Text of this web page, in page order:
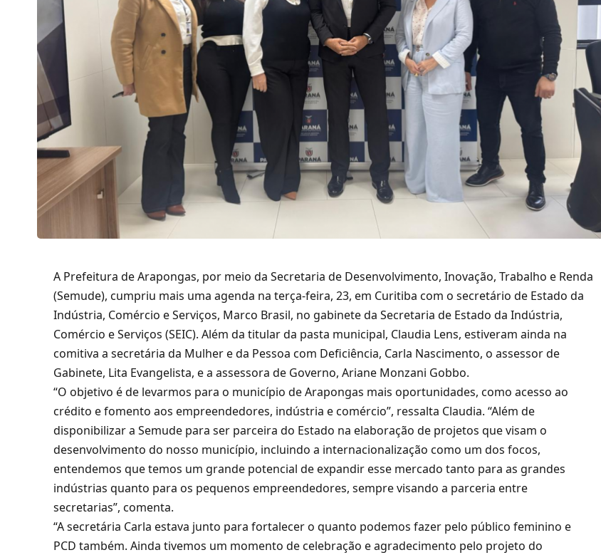
A Prefeitura de Arapongas, por meio da Secretaria de Desenvolvimento, Inovação, Trabalho e Renda
(Semude), cumpriu mais uma agenda na terça-feira, 23, em Curitiba com o secretário de Estado da
Indústria, Comércio e Serviços, Marco Brasil, no gabinete da Secretaria de Estado da Indústria,
Comércio e Serviços (SEIC). Além da titular da pasta municipal, Claudia Lens, estiveram ainda na
comitiva a secretária da Mulher e da Pessoa com Deficiência, Carla Nascimento, o assessor de
Gabinete, Lita Evangelista, e a assessora de Governo, Ariane Monzani Gobbo.
“O objetivo é de levarmos para o município de Arapongas mais oportunidades, como acesso ao
crédito e fomento aos empreendedores, indústria e comércio”, ressalta Claudia. “Além de
disponibilizar a Semude para ser parceira do Estado na elaboração de projetos que visam o
desenvolvimento do nosso município, incluindo a internacionalização como um dos focos,
entendemos que temos um grande potencial de expandir esse mercado tanto para as grandes
indústrias quanto para os pequenos empreendedores, sempre visando a parceria entre
secretarias”, comenta.
“A secretária Carla estava junto para fortalecer o quanto podemos fazer pelo público feminino e
PCD também. Ainda tivemos um momento de celebração e agradecimento pelo projeto do